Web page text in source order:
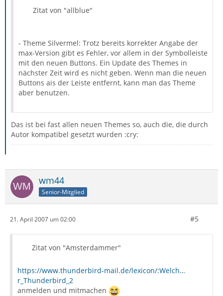
Zitat von "allblue"
- Theme Silvermel: Trotz bereits korrekter Angabe der
max-Version gibt es Fehler, vor allem in der Symbolleiste
mit den neuen Buttons. Ein Update des Themes in
nächster Zeit wird es nicht geben. Wenn man die neuen
Buttons ais der Leiste entfernt, kann man das Theme
aber benutzen.
Das ist bei fast allen neuen Themes so, auch die, die durch
Autor kompatibel gesetzt wurden :cry:
wm44
Senior-Mitglied
21. April 2007 um 02:00 #5
Zitat von "Amsterdammer"
https://www.thunderbird-mail.de/lexicon/:Welch…
r_Thunderbird_2
anmelden und mitmachen